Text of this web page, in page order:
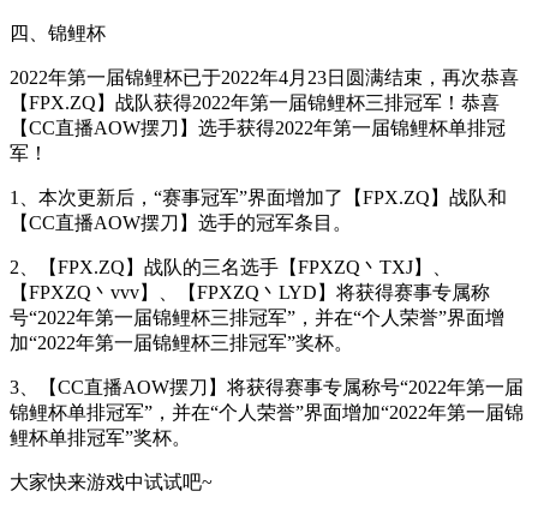
四、锦鲤杯
2022年第一届锦鲤杯已于2022年4月 23日圆满结束，再次恭喜
【FPX.ZQ 】战队获得2022年第一届锦鲤杯三排冠军！恭喜
【CC直播AOW摆刀】选手获得2022年第一届锦鲤杯单排冠
军！
1 、本次更新后，“赛事冠军”界面增加了【FPX.ZQ 】战队和
【CC直播AOW摆刀】选手的冠军条目。
2 、【FPX.ZQ 】战队的三名选手【FPXZQ 丶 TXJ】、
【FPXZQ 丶 vvv】、【FPXZQ 丶 LYD 】将获得赛事专属称
号“2022年第一届锦鲤杯三排冠军”，并在“个人荣誉”界面增
加“2022年第一届锦鲤杯三排冠军”奖杯。
3 、【CC直播AOW摆刀】将获得赛事专属称号“2022年第一届
锦鲤杯单排冠军”，并在“个人荣誉”界面增加“2022年第一届锦
鲤杯单排冠军”奖杯。
大家快来游戏中试试吧~